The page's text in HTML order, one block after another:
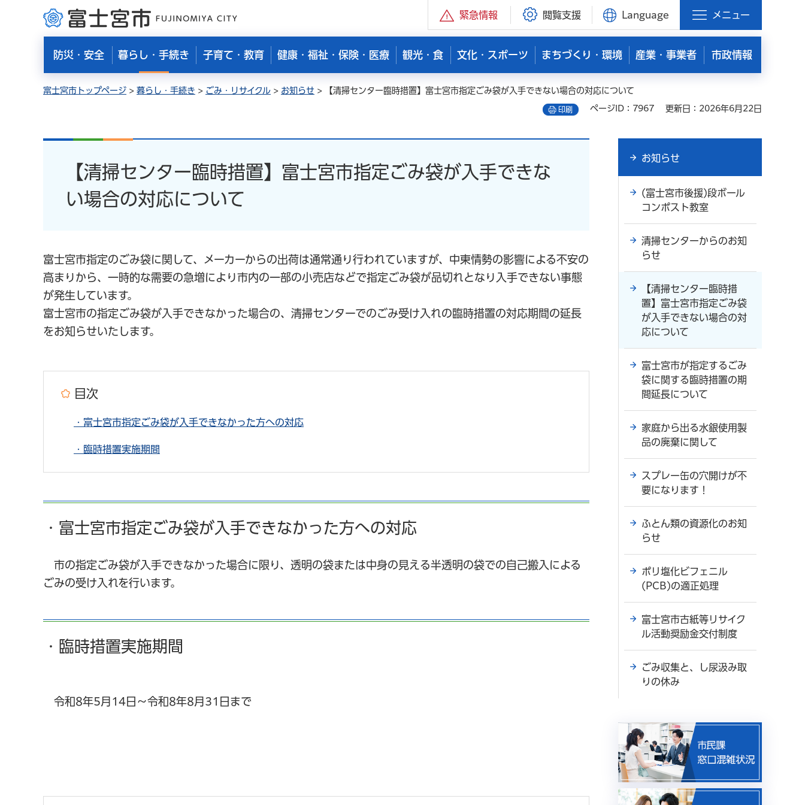
富士宮市 緊急情報 閲覧支援 Language メニュー
防災・安全 暮らし・手続き 子育て・教育 健康・福祉・保険・医療 観光・食 文化・スポーツ まちづくり・環境 産業・事業者 市政情報
富士宮市トップページ > 暮らし・手続き > ごみ・リサイクル > お知らせ > 【清掃センター臨時措置】富士宮市指定ごみ袋が入手できない場合の対応について
印刷 ページID：7967 更新日：2026年6月22日
【清掃センター臨時措置】富士宮市指定ごみ袋が入手できな
い場合の対応について
富士宮市指定のごみ袋に関して、メーカーからの出荷は通常通り行われていますが、中東情勢の影響による不安の
高まりから、一時的な需要の急増により市内の一部の小売店などで指定ごみ袋が品切れとなり入手できない事態
が発生しています。
富士宮市の指定ごみ袋が入手できなかった場合の、清掃センターでのごみ受け入れの臨時措置の対応期間の延長
をお知らせいたします。
目次
・富士宮市指定ごみ袋が入手できなかった方への対応
・臨時措置実施期間
・富士宮市指定ごみ袋が入手できなかった方への対応
市の指定ごみ袋が入手できなかった場合に限り、透明の袋または中身の見える半透明の袋での自己搬入による
ごみの受け入れを行います。
・臨時措置実施期間
令和8年5月14日～令和8年8月31日まで
お知らせ
(富士宮市後援)段ボール
コンポスト教室
清掃センターからのお知
らせ
【清掃センター臨時措
置】富士宮市指定ごみ袋
が入手できない場合の対
応について
富士宮市が指定するごみ
袋に関する臨時措置の期
間延長について
家庭から出る水銀使用製
品の廃棄に関して
スプレー缶の穴開けが不
要になります！
ふとん類の資源化のお知
らせ
ポリ塩化ビフェニル
(PCB)の適正処理
富士宮市古紙等リサイク
ル活動奨励金交付制度
ごみ収集と、し尿汲み取
りの休み